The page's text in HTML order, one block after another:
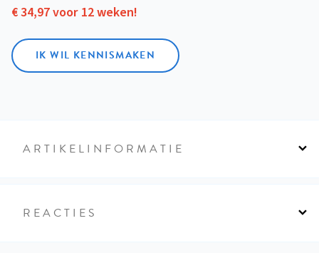
€ 34,97 voor 12 weken!
IK WIL KENNISMAKEN
ARTIKELINFORMATIE
REACTIES